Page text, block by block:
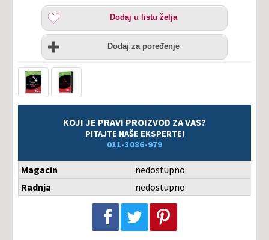
Dodaj
listu
želja
Dodaj u listu želja
Uporedi
Dodaj za poređenje
KOJI JE PRAVI PROIZVOD ZA VAS?
PITAJTE NAŠE EKSPERTE!
011-3086-979
Magacin
nedostupno
Radnja
nedostupno
Podeli na Facebook-u Podeli na Twitter-u Podeli na Pinterest-u